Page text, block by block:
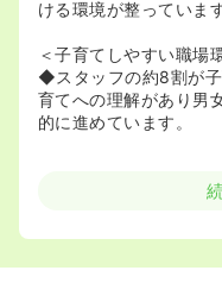
ける環境が整っています
＜子育てしやすい職場
◆スタッフの約8割が
育てへの理解があり男
的に進めています。